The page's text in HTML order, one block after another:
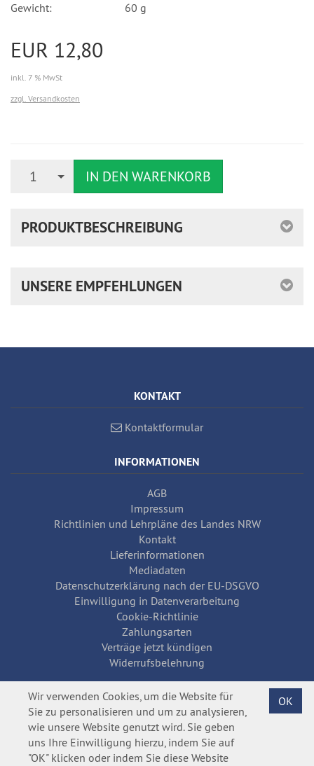
Wir verwenden Cookies, um die Website für
Sie zu personalisieren und um zu analysieren,
wie unsere Website genutzt wird. Sie geben
uns Ihre Einwilligung hierzu, indem Sie auf
"OK" klicken oder indem Sie diese Website
OK
Gewicht:
60 g
EUR 12,80
inkl. 7 % MwSt
zzgl. Versandkosten
1 IN DEN WARENKORB
PRODUKTBESCHREIBUNG
UNSERE EMPFEHLUNGEN
KONTAKT
Kontaktformular
INFORMATIONEN
AGB
Impressum
Richtlinien und Lehrpläne des Landes NRW
Kontakt
Lieferinformationen
Mediadaten
Datenschutzerklärung nach der EU-DSGVO
Einwilligung in Datenverarbeitung
Cookie-Richtlinie
Zahlungsarten
Verträge jetzt kündigen
Widerrufsbelehrung